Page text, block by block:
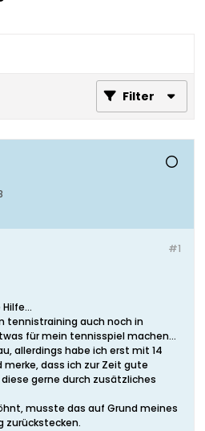
Filter
#1
tennistraining auch noch in
für mein tennisspiel machen...
allerdings habe ich erst mit 14
dass ich zur Zeit gute
gerne durch zusätzliches
musste das auf Grund meines
zurückstecken.